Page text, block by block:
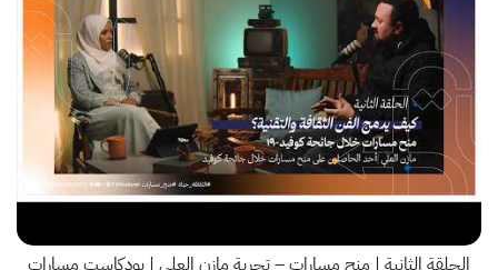
الحلقة الثانية | منح مسارات – تجربة مازن العلي | بودكاست مسارات